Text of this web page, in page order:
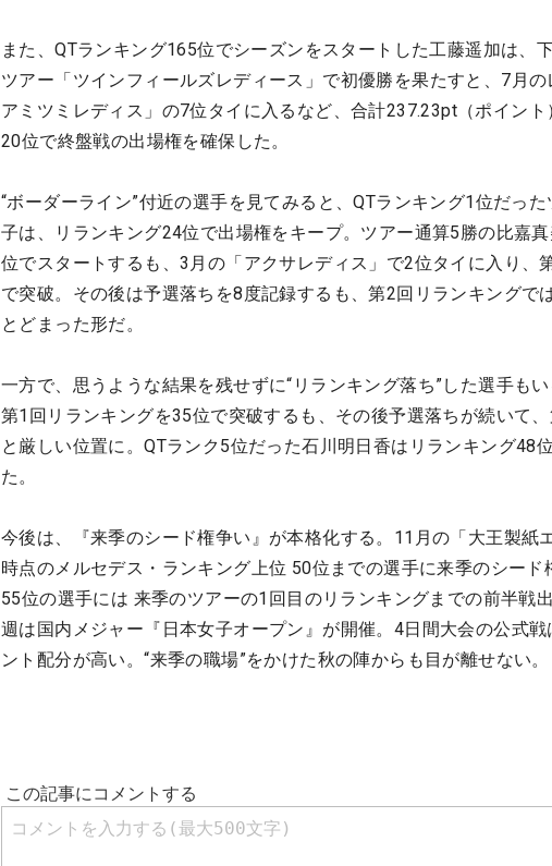
また、QTランキング165位でシーズンをスタートした工藤遥加は、
ツアー「ツインフィールズレディース」で初優勝を果たすと、7月
アミツミレディス」の7位タイに入るなど、合計237.23pt（ポイン
20位で終盤戦の出場権を確保した。
“ボーダーライン”付近の選手を見てみると、QTランキング1位だっ
子は、リランキング24位で出場権をキープ。ツアー通算5勝の比嘉
位でスタートするも、3月の「アクサレディス」で2位タイに入り、
で突破。その後は予選落ちを8度記録するも、第2回リランキングで
とどまった形だ。
一方で、思うような結果を残せずに“リランキング落ち”した選手も
第1回リランキングを35位で突破するも、その後予選落ちが続いて
と厳しい位置に。QTランク5位だった石川明日香はリランキング48
た。
今後は、『来季のシード権争い』が本格化する。11月の「大王製紙
時点のメルセデス・ランキング上位 50位までの選手に来季のシード
55位の選手には 来季のツアーの1回目のリランキングまでの前半戦
週は国内メジャー『日本女子オープン』が開催。4日間大会の公式
ント配分が高い。“来季の職場”をかけた秋の陣からも目が離せない。